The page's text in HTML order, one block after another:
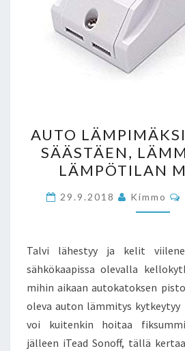
AUTO
SÄÄSTÄEN,
LÄMPÖTILAN
29.9.2018 Kimmo
Talvi lähestyy ja kelit
sähkökaapissa olevalla
mihin aikaan autokatoksen
oleva auton lämmitys kytkeytyy
voi kuitenkin hoitaa
jälleen iTead Sonoff, tällä